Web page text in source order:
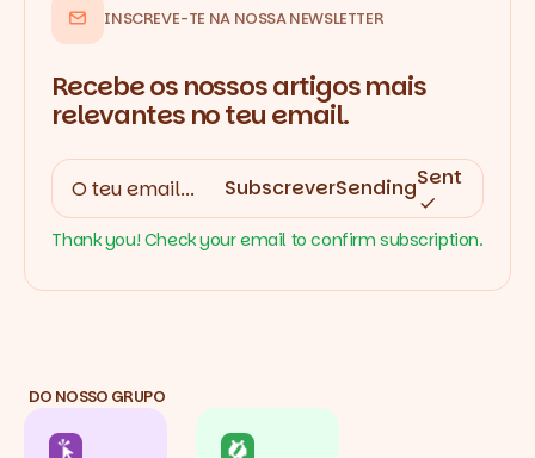
INSCREVE-TE NA NOSSA NEWSLETTER
Recebe os nossos artigos mais
relevantes no teu email.
SubscreverSendingSent
Thank you! Check your email to confirm subscription.
DO NOSSO GRUPO